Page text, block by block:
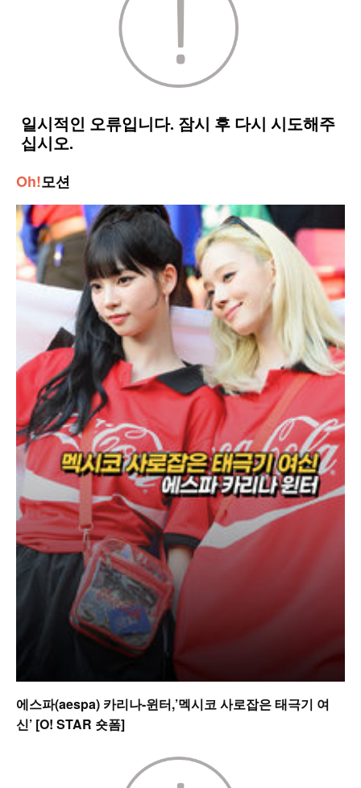
Oh!모션
에스파(aespa) 카리나-윈터,’멕시코 사로잡은 태극기 여
신’ [O! STAR 숏폼]